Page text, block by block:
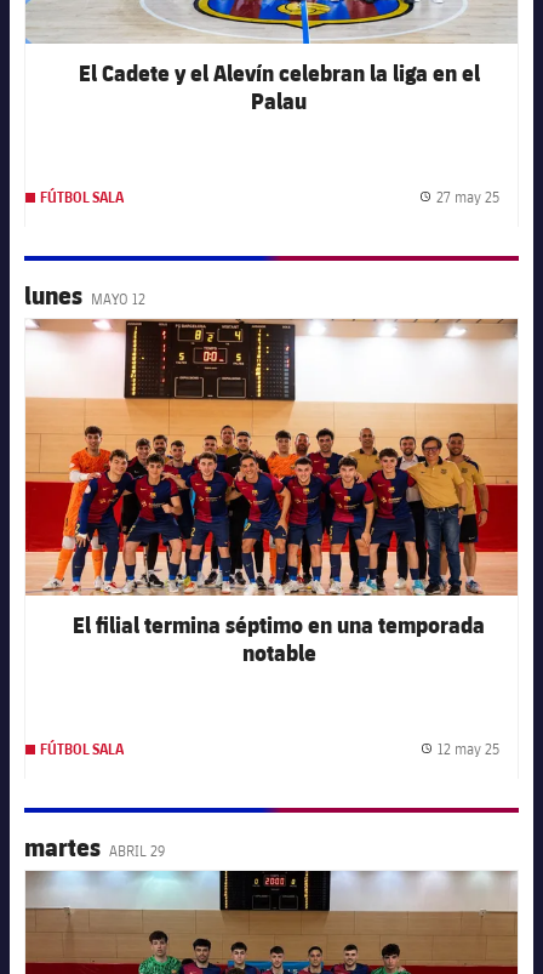
El Cadete y el Alevín celebran la liga en el
Palau
FÚTBOL SALA Fecha
27 may 25
lunes MAYO 12
FC Barcelona club badge
El filial termina séptimo en una temporada
notable
FÚTBOL SALA Fecha
12 may 25
martes ABRIL 29
FC Barcelona club badge